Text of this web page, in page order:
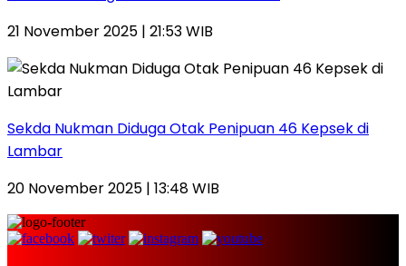
21 November 2025 | 21:53 WIB
Sekda Nukman Diduga Otak Penipuan 46 Kepsek di
Lambar
20 November 2025 | 13:48 WIB